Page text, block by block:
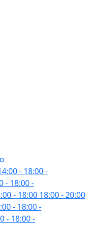
- 18:00-
- 18:00-
- 18:00 18:00 - 20:00
- 18:00-
- 18:00-